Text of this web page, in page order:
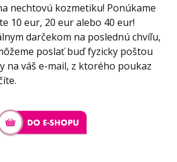
nechtovú kozmetiku! Ponúkame
10 eur, 20 eur alebo 40 eur!
darčekom na poslednú chvíľu,
poslať buď fyzicky poštou
na váš e-mail, z ktorého poukaz